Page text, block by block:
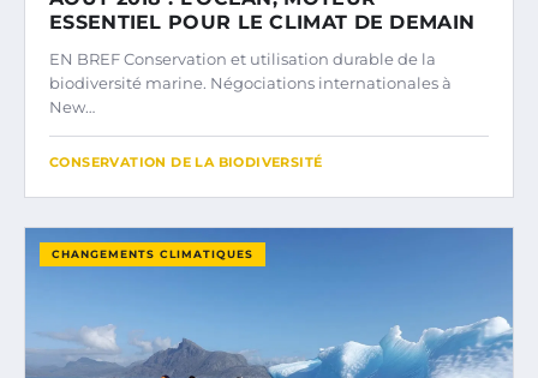
ESSENTIEL POUR LE CLIMAT DE DEMAIN
EN BREF Conservation et utilisation durable de la
biodiversité marine. Négociations internationales à
New…
CONSERVATION DE LA BIODIVERSITÉ
CHANGEMENTS CLIMATIQUES